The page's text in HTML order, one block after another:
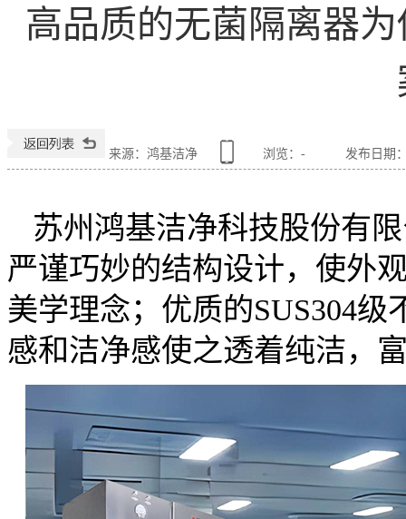
高品质的无菌隔离器
来源：鸿基洁净 浏览： - 发布日期
苏州鸿基洁净科技股份有
严谨巧妙的结构设计，使外
美学理念；优质的SUS304
感和洁净感使之透着纯洁